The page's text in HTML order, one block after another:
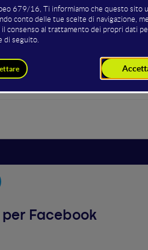
Facebook
che faccia davvero la